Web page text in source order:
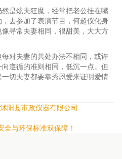
是炫夫狂魔，经常把老公挂在嘴
去参加了表演节目，何超仪化身
寻常夫妻相同，很甜美，大大方
对夫妻的共处办法不相同，或许
遵循的准则相同，低沉一点。但
切夫妻都要靠秀恩爱来证明爱情
阳县市政仪器有限公司
全与环保标准双保障！